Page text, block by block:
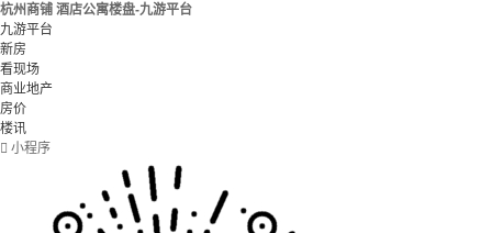
杭州商铺 酒店公寓楼盘-九游平台
九游平台
新房
看现场
商业地产
房价
楼讯
 小程序